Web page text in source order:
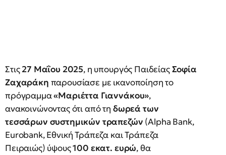
Στις27 Μαΐου 2025, η υπουργός ΠαιδείαςΣοφία
Ζαχαράκη παρουσίασε με ικανοποίηση το
πρόγραμμα«Μαριέττα Γιαννάκου»,
ανακοινώνοντας ότι από τη δωρεά των
τεσσάρων συστημικών τραπεζών (Alpha Bank,
Eurobank, Εθνική Τράπεζα και Τράπεζα
Πειραιώς) ύψους100 εκατ. ευρώ, θα